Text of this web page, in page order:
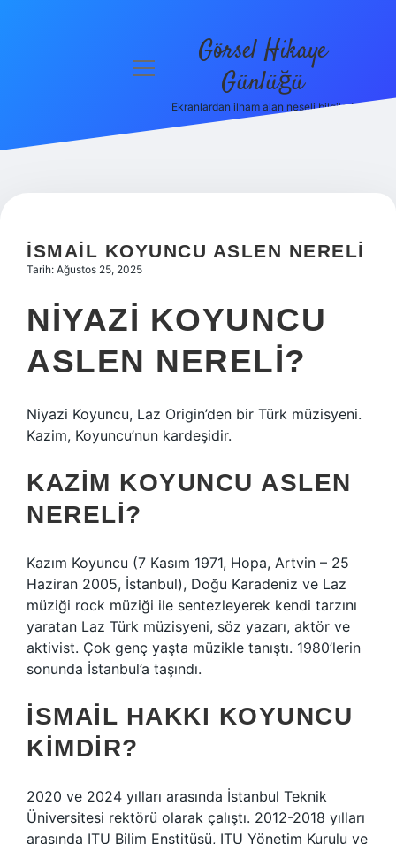
Hakkımızda
menüyü
Görsel Hikaye
Günlüğü
Ekranlardan ilham alan neşeli bilgiler!
İSMAIL KOYUNCU ASLEN NERELI
Tarih: Ağustos 25, 2025
NIYAZI KOYUNCU
ASLEN NERELI?
Niyazi Koyuncu, Laz Origin’den bir Türk müzisyeni.
Kazim, Koyuncu’nun kardeşidir.
KAZIM KOYUNCU ASLEN
NERELI?
Kazım Koyuncu (7 Kasım 1971, Hopa, Artvin – 25
Haziran 2005, İstanbul), Doğu Karadeniz ve Laz
müziği rock müziği ile sentezleyerek kendi tarzını
yaratan Laz Türk müzisyeni, söz yazarı, aktör ve
aktivist. Çok genç yaşta müzikle tanıştı. 1980’lerin
sonunda İstanbul’a taşındı.
İSMAIL HAKKI KOYUNCU
KIMDIR?
2020 ve 2024 yılları arasında İstanbul Teknik
Üniversitesi rektörü olarak çalıştı. 2012-2018 yılları
arasında ITU Bilim Enstitüsü, ITU Yönetim Kurulu ve